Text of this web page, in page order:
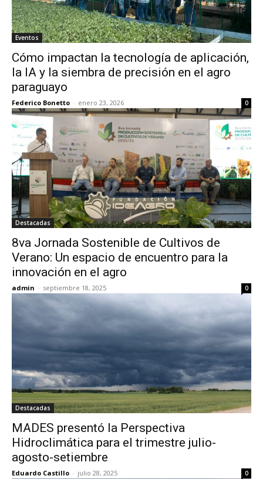
Eventos
Cómo impactan la tecnología de aplicación,
la IA y la siembra de precisión en el agro
paraguayo
Federico Bonetto - enero 23, 2026 0
Destacadas
8va Jornada Sostenible de Cultivos de
Verano: Un espacio de encuentro para la
innovación en el agro
admin - septiembre 18, 2025 0
Destacadas
MADES presentó la Perspectiva
Hidroclimática para el trimestre julio-
agosto-setiembre
Eduardo Castillo - julio 28, 2025 0